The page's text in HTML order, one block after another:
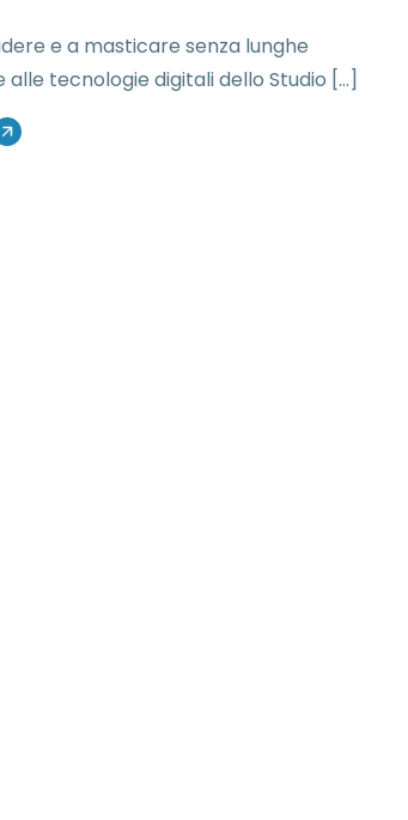
e a masticare senza lunghe
alle tecnologie digitali dello Studio […]